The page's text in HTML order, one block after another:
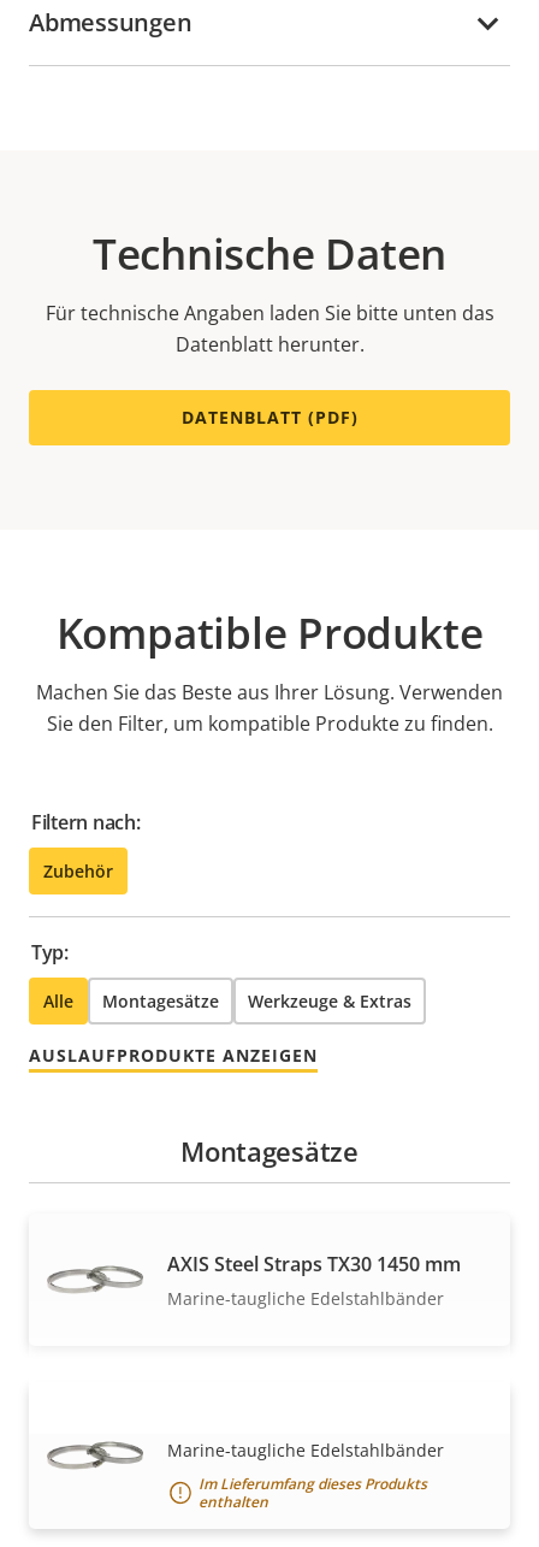
Abmessungen
Technische Daten
Für technische Angaben laden Sie bitte unten das
Datenblatt herunter.
DATENBLATT (PDF)
Kompatible Produkte
Machen Sie das Beste aus Ihrer Lösung. Verwenden
Sie den Filter, um kompatible Produkte zu finden.
Filtern nach:
Zubehör
Typ:
Alle Montagesätze Werkzeuge & Extras
AUSLAUFPRODUKTE ANZEIGEN
MEHR ANZEIGEN
Montagesätze
AXIS Steel Straps TX30 1450 mm
Marine-taugliche Edelstahlbänder
Marine-taugliche Edelstahlbänder
Im Lieferumfang dieses Produkts
enthalten